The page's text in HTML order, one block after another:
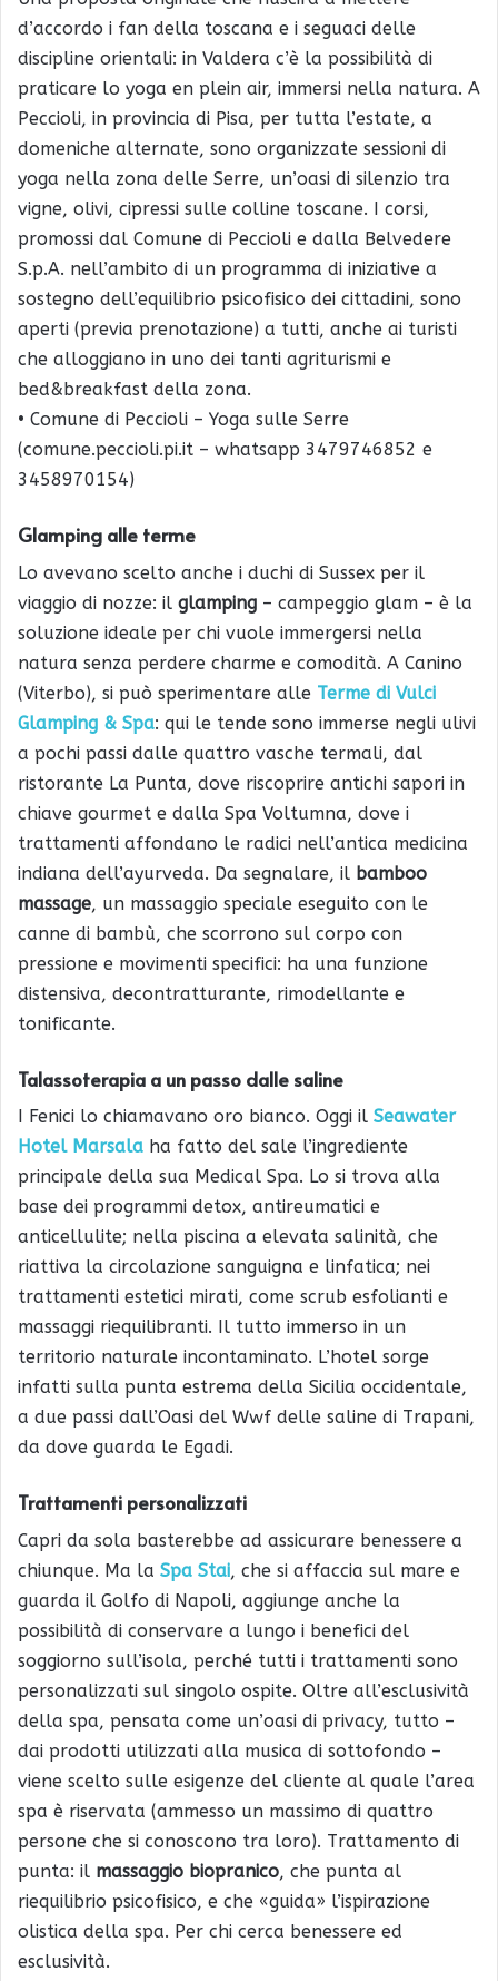
d’accordo i fan della toscana e i seguaci delle
discipline orientali: in Valdera c’è la possibilità di
praticare lo yoga en plein air, immersi nella natura. A
Peccioli, in provincia di Pisa, per tutta l’estate, a
domeniche alternate, sono organizzate sessioni di
yoga nella zona delle Serre, un’oasi di silenzio tra
vigne, olivi, cipressi sulle colline toscane. I corsi,
promossi dal Comune di Peccioli e dalla Belvedere
S.p.A. nell’ambito di un programma di iniziative a
sostegno dell’equilibrio psicofisico dei cittadini, sono
aperti (previa prenotazione) a tutti, anche ai turisti
che alloggiano in uno dei tanti agriturismi e
bed&breakfast della zona.
• Comune di Peccioli – Yoga sulle Serre
(comune.peccioli.pi.it – whatsapp 3479746852 e
3458970154)
Glamping alle terme
Lo avevano scelto anche i duchi di Sussex per il
viaggio di nozze: il glamping – campeggio glam – è la
soluzione ideale per chi vuole immergersi nella
natura senza perdere charme e comodità. A Canino
(Viterbo), si può sperimentare alle Terme di Vulci
Glamping & Spa: qui le tende sono immerse negli ulivi
a pochi passi dalle quattro vasche termali, dal
ristorante La Punta, dove riscoprire antichi sapori in
chiave gourmet e dalla Spa Voltumna, dove i
trattamenti affondano le radici nell’antica medicina
indiana dell’ayurveda. Da segnalare, il bamboo
massage, un massaggio speciale eseguito con le
canne di bambù, che scorrono sul corpo con
pressione e movimenti specifici: ha una funzione
distensiva, decontratturante, rimodellante e
tonificante.
Talassoterapia a un passo dalle saline
I Fenici lo chiamavano oro bianco. Oggi il Seawater
Hotel Marsala ha fatto del sale l’ingrediente
principale della sua Medical Spa. Lo si trova alla
base dei programmi detox, antireumatici e
anticellulite; nella piscina a elevata salinità, che
riattiva la circolazione sanguigna e linfatica; nei
trattamenti estetici mirati, come scrub esfolianti e
massaggi riequilibranti. Il tutto immerso in un
territorio naturale incontaminato. L’hotel sorge
infatti sulla punta estrema della Sicilia occidentale,
a due passi dall’Oasi del Wwf delle saline di Trapani,
da dove guarda le Egadi.
Trattamenti personalizzati
Capri da sola basterebbe ad assicurare benessere a
chiunque. Ma la Spa Stai, che si affaccia sul mare e
guarda il Golfo di Napoli, aggiunge anche la
possibilità di conservare a lungo i benefici del
soggiorno sull’isola, perché tutti i trattamenti sono
personalizzati sul singolo ospite. Oltre all’esclusività
della spa, pensata come un’oasi di privacy, tutto –
dai prodotti utilizzati alla musica di sottofondo –
viene scelto sulle esigenze del cliente al quale l’area
spa è riservata (ammesso un massimo di quattro
persone che si conoscono tra loro). Trattamento di
punta: il massaggio biopranico, che punta al
riequilibrio psicofisico, e che «guida» l’ispirazione
olistica della spa. Per chi cerca benessere ed
esclusività.